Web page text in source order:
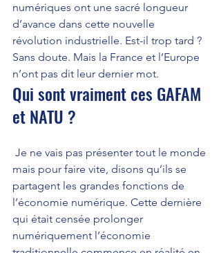
numériques ont une sacré longueur
d’avance dans cette nouvelle
révolution industrielle. Est-il trop tard ?
Sans doute. Mais la France et l’Europe
n’ont pas dit leur dernier mot.
Qui sont vraiment ces GAFAM
et NATU ?
mais pour faire vite, disons qu’ils se
partagent les grandes fonctions de
l’économie numérique. Cette dernière
qui était censée prolonger
numériquement l’économie